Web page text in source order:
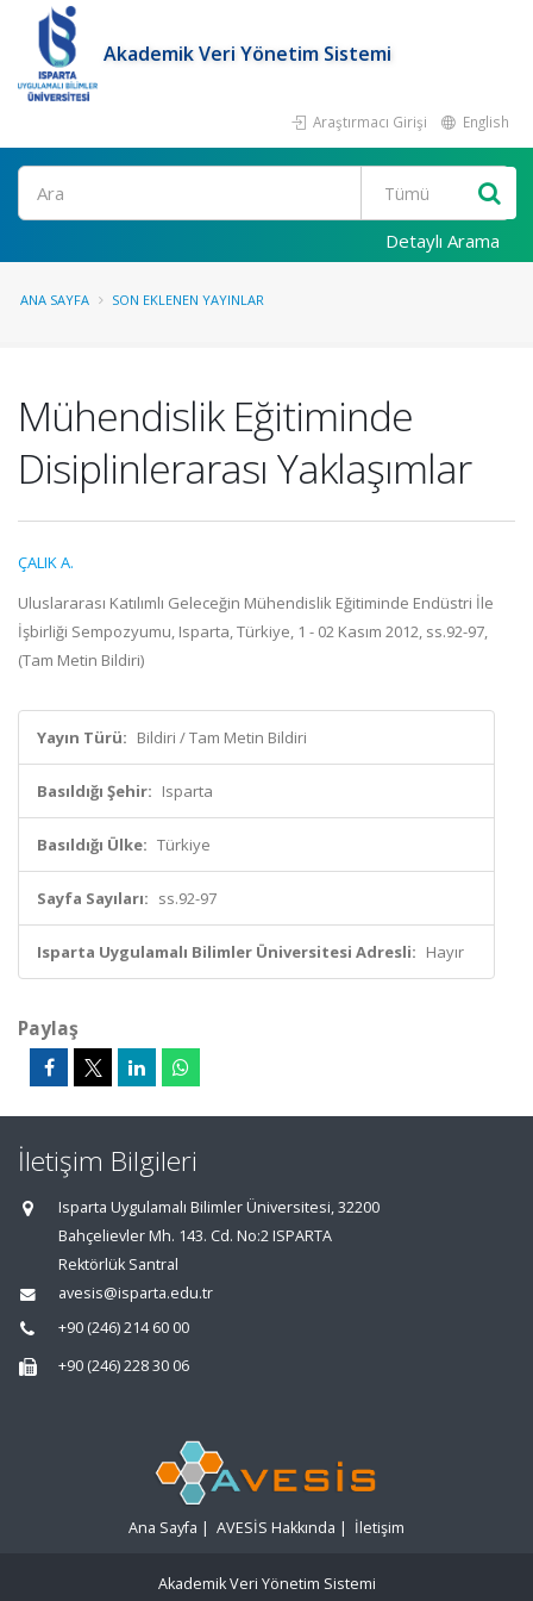
Akademik Veri Yönetim Sistemi
Araştırmacı Girişi English
Ara
Detaylı Arama
ANA SAYFA SON EKLENEN YAYINLAR
Mühendislik Eğitiminde
Disiplinlerarası Yaklaşımlar
ÇALIK A.
Uluslararası Katılımlı Geleceğin Mühendislik Eğitiminde Endüstri İle
İşbirliği Sempozyumu, Isparta, Türkiye, 1 - 02 Kasım 2012, ss.92-97,
(Tam Metin Bildiri)
Yayın Türü: Bildiri / Tam Metin Bildiri
Basıldığı Şehir: Isparta
Basıldığı Ülke: Türkiye
Sayfa Sayıları: ss.92-97
Isparta Uygulamalı Bilimler Üniversitesi Adresli: Hayır
Paylaş
İletişim Bilgileri
Isparta Uygulamalı Bilimler Üniversitesi, 32200
Bahçelievler Mh. 143. Cd. No:2 ISPARTA
Rektörlük Santral
avesis@isparta.edu.tr
+90 (246) 214 60 00
+90 (246) 228 30 06
Ana Sayfa | AVESİS Hakkında | İletişim
Akademik Veri Yönetim Sistemi